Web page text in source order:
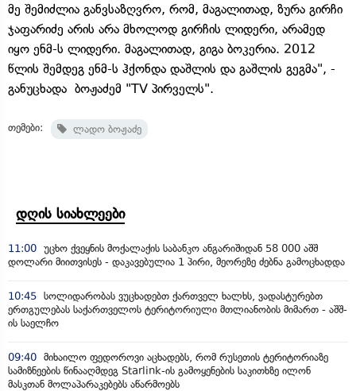
მე შემიძლია განვსაზღვრო, რომ, მაგალითად, ზურა გირჩი
ჯაფარიძე არის არა მხოლოდ გირჩის ლიდერი, არამედ
იყო ენმ-ს ლიდერი. მაგალითად, გიგა ბოკერია. 2012
წლის შემდეგ ენმ-ს ჰქონდა დაშლის და გაშლის გეგმა", -
განუცხადა ბოჟაძემ "TV პირველს".
თემები: ლადო ბოჟაძე
დღის სიახლეები
11:00 უცხო ქვეყნის მოქალაქის საბანკო ანგარიშიდან 58 000 აშშ
დოლარი მიითვისეს - დაკავებულია 1 პირი, მეორეზე ძებნა გამოცხადდა
10:45 სოლიდარობას ვუცხადებთ ქართველ ხალხს, ვადასტურებთ
ერთგულებას საქართველოს ტერიტორიული მთლიანობის მიმართ - აშშ-
ის საელჩო
09:40 მიხაილო ფედოროვი აცხადებს, რომ რუსეთის ტერიტორიაზე
სამიზნეების წინააღმდეგ Starlink-ის გამოყენების საკითხზე ილონ
მასკთან მოლაპარაკებებს აწარმოებს